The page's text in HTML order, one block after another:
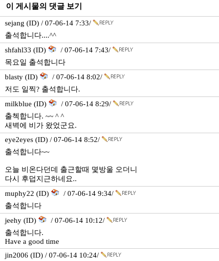
이 게시물의 댓글 보기
sejang (ID) / 07-06-14 7:33/
출석합니다....^^
shfahl33 (ID)
/ 07-06-14 7:43/
목요일 출석합니다
blasty (ID)
/ 07-06-14 8:02/
저도 일찍? 출석합니다.
milkblue (ID)
/ 07-06-14 8:29/
출첵합니다. ~~ ^ ^
새벽에 비가 왔었군요.
eye2eyes (ID) / 07-06-14 8:52/
출석합니다~~
오늘 비온다던데 출근할때 몇방울 오더니
다시 후덥지근하네요..
muphy22 (ID)
/ 07-06-14 9:34/
출석합니다
jeehy (ID)
/ 07-06-14 10:12/
출석합니다.
Have a good time
jin2006 (ID) / 07-06-14 10:24/